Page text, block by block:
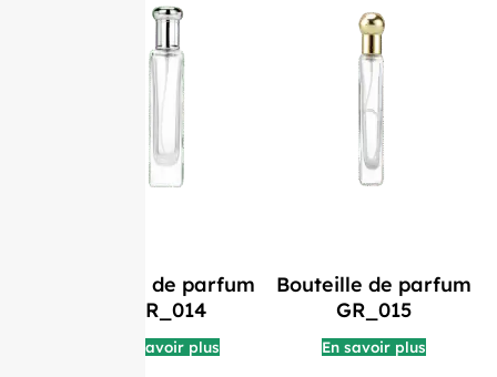
Flacon de parfum
GR_014
En savoir plus
Bouteille de parfum
GR_015
En savoir plus